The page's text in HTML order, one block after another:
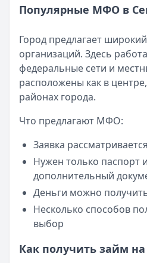
Рекордный рост доли
Опубликовано:5 декабря 2025
Категория:МФО
Читать новость
57 сервисов микрозаймов
Кратко:Авторизация через
Категория:МФО
Читать новость
Смс о «одобренном займе» от
Пришло СМС об
Опубликовано:
23 ноября 2025 г.
Категория:МФО
Читать новость
Все новости
Популярные МФО в
Город предлагает
организаций. Здесь
федеральные сети и
расположены как в
районах города.
Что предлагают МФО:
Заявка
Нужен только паспорт
дополнительный
Деньги можно
Несколько способов
выбор
Как получить займ на